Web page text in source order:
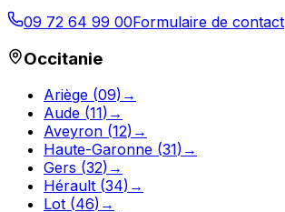
09 72 64 99 00Formulaire de contact
Occitanie
Ariège (09) →
Aude (11) →
Aveyron (12) →
Haute-Garonne (31) →
Gers (32) →
Hérault (34) →
Lot (46) →